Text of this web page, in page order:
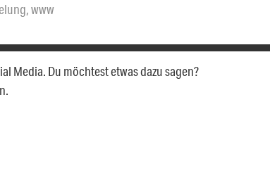
,www
Media. Du möchtest etwas dazu sagen?